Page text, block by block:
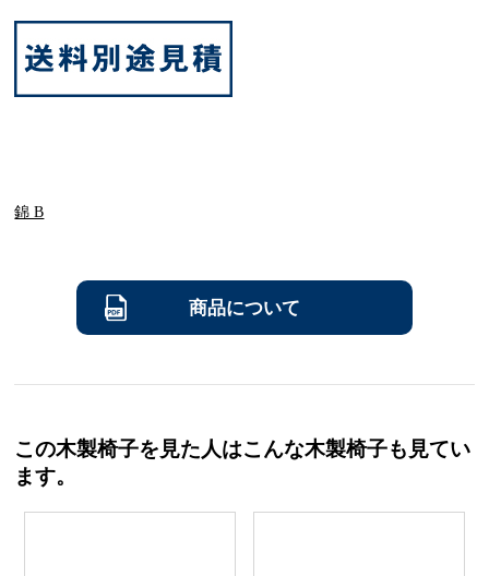
錦 B
商品について
この木製椅子を見た人はこんな木製椅子も見てい
ます。